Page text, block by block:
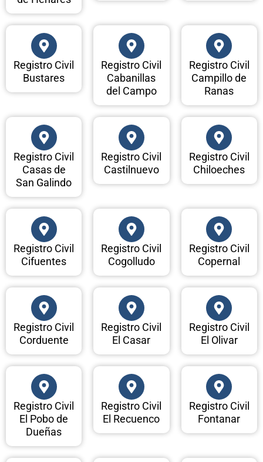
Registro Civil
Bustares
Registro Civil
Cabanillas
del Campo
Registro Civil
Campillo de
Ranas
Registro Civil
Casas de
San Galindo
Registro Civil
Castilnuevo
Registro Civil
Chiloeches
Registro Civil
Cifuentes
Registro Civil
Cogolludo
Registro Civil
Copernal
Registro Civil
Corduente
Registro Civil
El Casar
Registro Civil
El Olivar
Registro Civil
El Pobo de
Dueñas
Registro Civil
El Recuenco
Registro Civil
Fontanar